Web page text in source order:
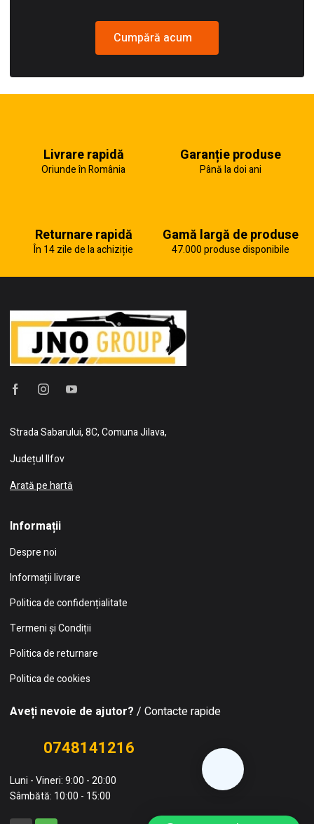
Cumpără acum
Livrare rapidă
Oriunde în România
Garanție produse
Până la doi ani
Returnare rapidă
În 14 zile de la achiziție
Gamă largă de produse
47.000 produse disponibile
Strada Sabarului, 8C, Comuna Jilava,
Județul Ilfov
Arată pe hartă
Informații
Despre noi
Informații livrare
Politica de confidențialitate
Termeni și Condiții
Politica de returnare
Politica de cookies
Aveți nevoie de ajutor? / Contacte rapide
0748141216
Luni - Vineri: 9:00 - 20:00
Sâmbătă: 10:00 - 15:00